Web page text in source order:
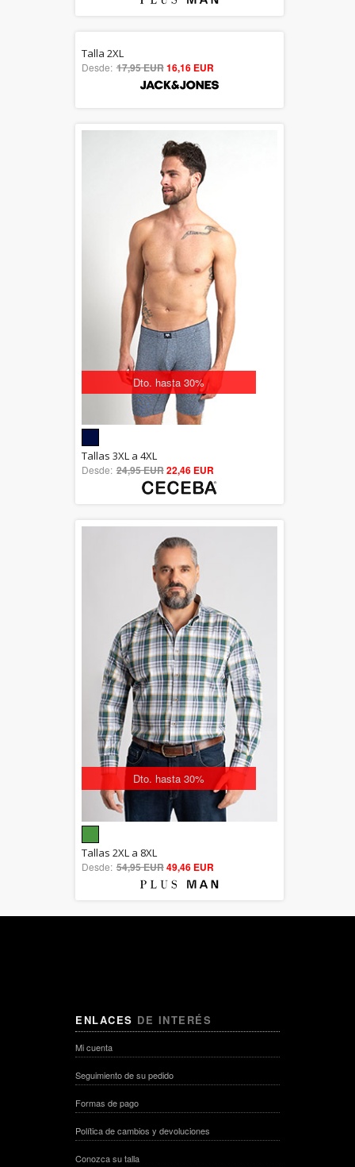
Dto. hasta 30%
5.00
out of 5
Talla 2XL
Desde: 17,95 EUR16,16 EUR
Dto. hasta 30%
5.00
out of 5
Tallas 3XL a 4XL
Desde: 24,95 EUR22,46 EUR
Dto. hasta 30%
5.00
out of 5
Tallas 2XL a 8XL
Desde: 54,95 EUR49,46 EUR
ENLACES DE INTERÉS
Mi cuenta
Seguimiento de su pedido
Formas de pago
Política de cambios y devoluciones
Conozca su talla